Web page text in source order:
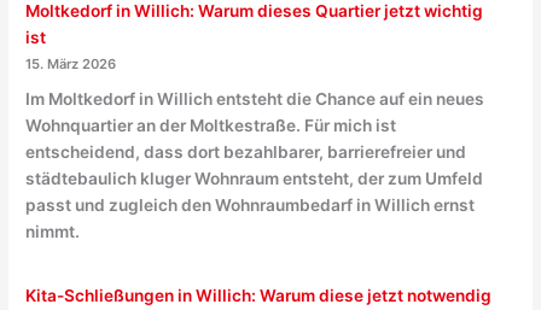
Moltkedorf in Willich: Warum dieses Quartier jetzt wichtig
ist
15. März 2026
Im Moltkedorf in Willich entsteht die Chance auf ein neues
Wohnquartier an der Moltkestraße. Für mich ist
entscheidend, dass dort bezahlbarer, barrierefreier und
städtebaulich kluger Wohnraum entsteht, der zum Umfeld
passt und zugleich den Wohnraumbedarf in Willich ernst
nimmt.
Kita-Schließungen in Willich: Warum diese jetzt notwendig